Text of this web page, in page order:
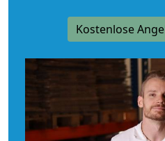
Kostenlose